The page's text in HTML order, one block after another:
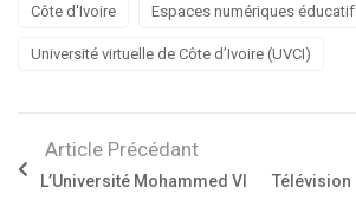
Côte d'Ivoire Espaces numériques
Université virtuelle de Côte d’Ivoire (UVCI)
Article Précédant
L’Université Mohammed VI